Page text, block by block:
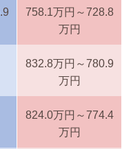
758.1万円～728.8
万円
832.8万円～780.9
万円
824.0万円～774.4
万円